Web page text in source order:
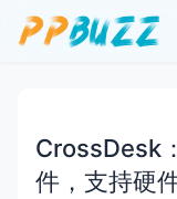
CrossDesk
件，支持硬